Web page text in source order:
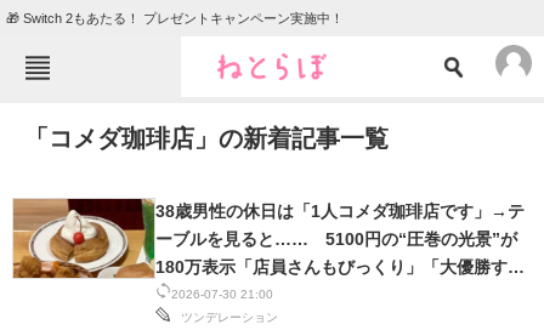
🎁 Switch 2もあたる！ プレゼントキャンペーン実施中！
TOP ニュース
グルメ
住まい
「コメダ珈琲店」の新着記事一覧
2026-07-30 21:00
ツンデレーション
38歳男性の休日は「1人コメダ珈琲店です」→テ
ーブルを見ると…… 5100円の“圧巻の光景”が
180万表示「店員さんもびっくり」「大優勝す
ぎ」